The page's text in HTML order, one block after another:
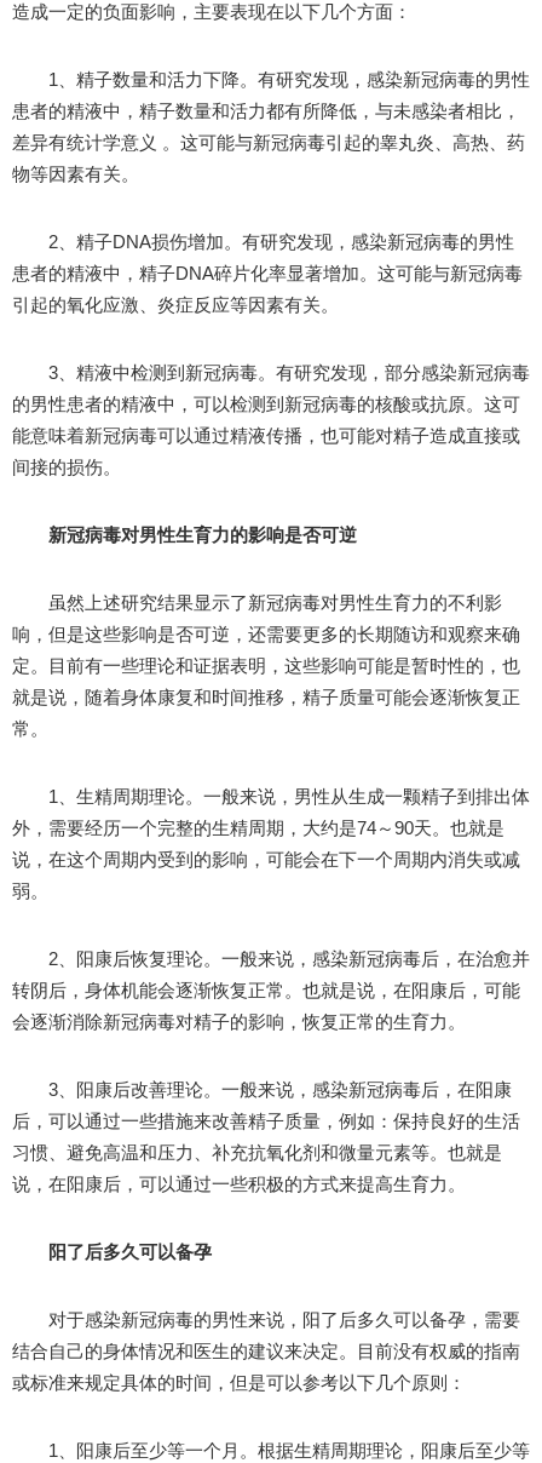
造成一定的负面影响，主要表现在以下几个方面：
1、精子数量和活力下降。有研究发现，感染新冠病毒的男性
患者的精液中，精子数量和活力都有所降低，与未感染者相比，
差异有统计学意义 。这可能与新冠病毒引起的睾丸炎、高热、药
物等因素有关。
2、精子DNA损伤增加。有研究发现，感染新冠病毒的男性
患者的精液中，精子DNA碎片化率显著增加。这可能与新冠病毒
引起的氧化应激、炎症反应等因素有关。
3、精液中检测到新冠病毒。有研究发现，部分感染新冠病毒
的男性患者的精液中，可以检测到新冠病毒的核酸或抗原。这可
能意味着新冠病毒可以通过精液传播，也可能对精子造成直接或
间接的损伤。
新冠病毒对男性生育力的影响是否可逆
虽然上述研究结果显示了新冠病毒对男性生育力的不利影
响，但是这些影响是否可逆，还需要更多的长期随访和观察来确
定。目前有一些理论和证据表明，这些影响可能是暂时性的，也
就是说，随着身体康复和时间推移，精子质量可能会逐渐恢复正
常。
1、生精周期理论。一般来说，男性从生成一颗精子到排出体
外，需要经历一个完整的生精周期，大约是74～90天。也就是
说，在这个周期内受到的影响，可能会在下一个周期内消失或减
弱。
2、阳康后恢复理论。一般来说，感染新冠病毒后，在治愈并
转阴后，身体机能会逐渐恢复正常。也就是说，在阳康后，可能
会逐渐消除新冠病毒对精子的影响，恢复正常的生育力。
3、阳康后改善理论。一般来说，感染新冠病毒后，在阳康
后，可以通过一些措施来改善精子质量，例如：保持良好的生活
习惯、避免高温和压力、补充抗氧化剂和微量元素等。也就是
说，在阳康后，可以通过一些积极的方式来提高生育力。
阳了后多久可以备孕
对于感染新冠病毒的男性来说，阳了后多久可以备孕，需要
结合自己的身体情况和医生的建议来决定。目前没有权威的指南
或标准来规定具体的时间，但是可以参考以下几个原则：
1、阳康后至少等一个月。根据生精周期理论，阳康后至少等